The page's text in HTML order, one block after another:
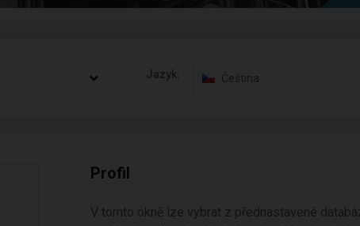
Jazyk: Čeština
Profil
V tomto okně lze vybrat z přednastavené